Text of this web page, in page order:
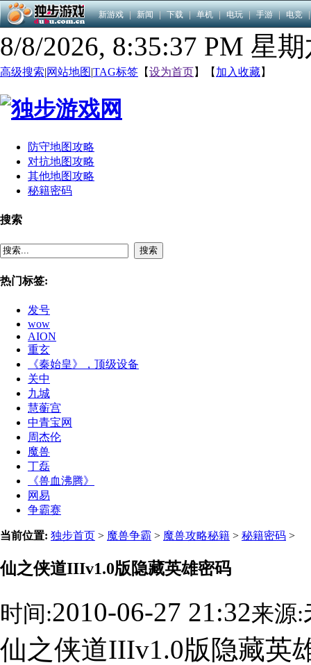
新游戏 | 新闻 | 下载 | 单机 | 电玩 | 手游 | 电竞 |
8/8/2026, 8:35:38 PM 星
高级搜索|网站地图|TAG标签 【设为首页】【 加入收藏】
防守地图攻略
对抗地图攻略
其他地图攻略
秘籍密码
搜索
搜索
热门标签:
发号
wow
AION
重玄
《秦始皇》，顶级设备
关中
九城
慧蘅宫
中青宝网
周杰伦
魔兽
丁磊
《兽血沸腾》
网易
争霸赛
当前位置: 独步首页 > 魔兽争霸 > 魔兽攻略秘籍 > 秘籍密码 >
仙之侠道IIIv1.0版隐藏英雄密码
时间:2010-06-27 21:32来源:
仙之侠道IIIv1.0版隐藏英